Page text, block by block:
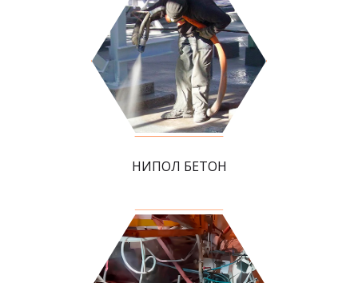
НИПОЛ БЕТОН